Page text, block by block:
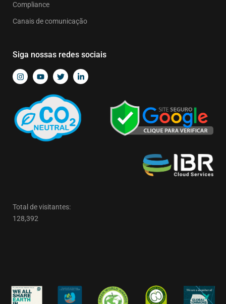
Compliance
Canais de comunicação
Siga nossas redes sociais
Total de visitantes:
128,392